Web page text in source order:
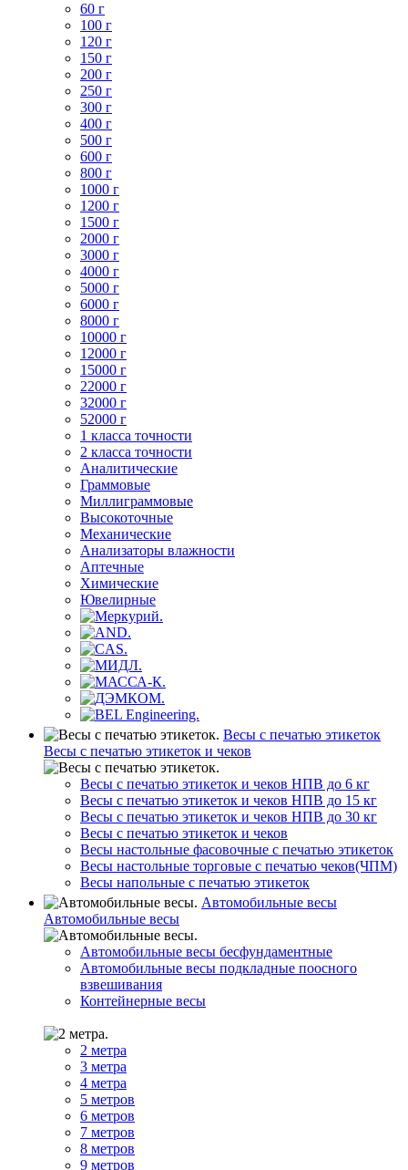
60 г
100 г
120 г
150 г
200 г
250 г
300 г
400 г
500 г
600 г
800 г
1000 г
1200 г
1500 г
2000 г
3000 г
4000 г
5000 г
6000 г
8000 г
10000 г
12000 г
15000 г
22000 г
32000 г
52000 г
1 класса точности
2 класса точности
Аналитические
Граммовые
Миллиграммовые
Высокоточные
Механические
Анализаторы влажности
Аптечные
Химические
Ювелирные
Весы с печатью этикеток
Весы с печатью этикеток и чеков
Весы с печатью этикеток и чеков НПВ до 6 кг
Весы с печатью этикеток и чеков НПВ до 15 кг
Весы с печатью этикеток и чеков НПВ до 30 кг
Весы с печатью этикеток и чеков
Весы настольные фасовочные с печатью этикеток
Весы настольные торговые с печатью чеков(ЧПМ)
Весы напольные с печатью этикеток
Автомобильные весы
Автомобильные весы
Автомобильные весы бесфундаментные
Автомобильные весы подкладные поосного
взвешивания
Контейнерные весы
2 метра
3 метра
4 метра
5 метров
6 метров
7 метров
8 метров
9 метров